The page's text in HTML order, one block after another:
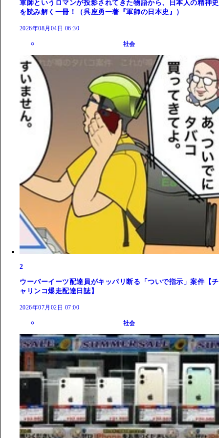
軍師というロマンが投影されてきた物語から、日本人の精神史
を読み解く一冊！（呉座勇一著『軍師の日本史』）
2026年08月04日 06:30
社会
2
ウーバーイーツ配達員がキッパリ断る「ついで指示」案件【チ
ャリンコ爆走配達日誌】
2026年07月02日 07:00
社会